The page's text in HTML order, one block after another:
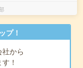
プ！
社から
！